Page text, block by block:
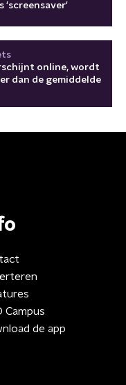
'screensaver'
online, wordt
dan de gemiddelde
Campus
de app